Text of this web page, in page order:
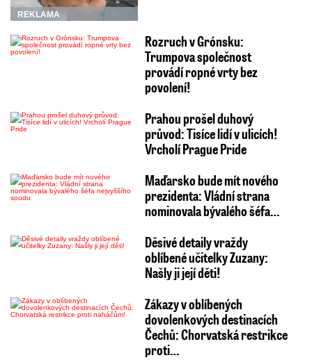
REKLAMA
Rozruch v Grónsku:
Trumpova společnost
provádí ropné vrty bez
povolení!
Prahou prošel duhový
průvod: Tisíce lidí v ulicích!
Vrcholí Prague Pride
Maďarsko bude mít nového
prezidenta: Vládní strana
nominovala bývalého šéfa…
Děsivé detaily vraždy
oblíbené učitelky Zuzany:
Našly ji její děti!
Zákazy v oblíbených
dovolenkových destinacích
Čechů: Chorvatská restrikce
proti…